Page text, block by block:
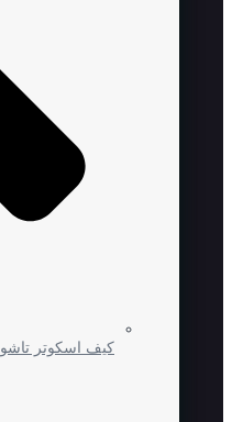
کیف اسکوتر تاشو